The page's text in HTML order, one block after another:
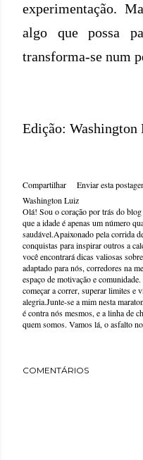
experimentação.
algo que possa
transforma-se num
Edição: Washington
Compartilhar
Enviar esta
Washington Luiz
Olá! Sou o coração por trás do
que a idade é apenas um número
saudável.Apaixonado pela corrida
conquistas para inspirar outros a
você encontrará dicas valiosas
adaptado para nós, corredores na
espaço de motivação e
começar a correr, superar limites e
alegria.Junte-se a mim nesta
é contra nós mesmos, e a linha de
quem somos. Vamos lá, o asfalto
COMENTÁRIOS